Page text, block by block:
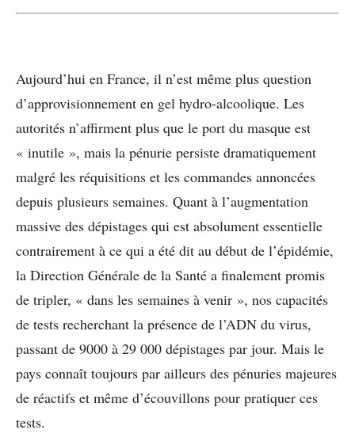
Aujourd’hui en France, il n’est même plus question
d’approvisionnement en gel hydro-alcoolique. Les
autorités n’affirment plus que le port du masque est
« inutile », mais la pénurie persiste dramatiquement
malgré les réquisitions et les commandes annoncées
depuis plusieurs semaines. Quant à l’augmentation
massive des dépistages qui est absolument essentielle
contrairement à ce qui a été dit au début de l’épidémie,
la Direction Générale de la Santé a finalement promis
de tripler, « dans les semaines à venir », nos capacités
de tests recherchant la présence de l’ADN du virus,
passant de 9000 à 29 000 dépistages par jour. Mais le
pays connaît toujours par ailleurs des pénuries majeures
de réactifs et même d’écouvillons pour pratiquer ces
tests.